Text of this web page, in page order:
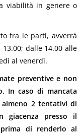
viabilità in genere o
fra le parti, avverrà
dalle 14.00 alle
al venerdì.
preventive e non
In caso di mancata
2 tentativi di
giacenza presso il
di renderlo al